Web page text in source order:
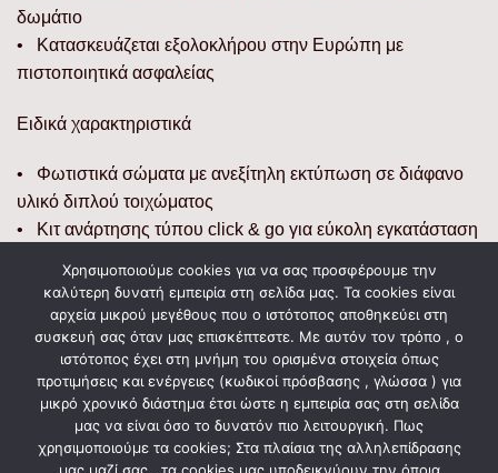
δωμάτιο
• Κατασκευάζεται εξολοκλήρου στην Ευρώπη με
πιστοποιητικά ασφαλείας
Ειδικά χαρακτηριστικά
• Φωτιστικά σώματα με ανεξίτηλη εκτύπωση σε διάφανο
υλικό διπλού τοιχώματος
• Κιτ ανάρτησης τύπου click & go για εύκολη εγκατάσταση
Διαστάσεις
• Προϊόντος: Ø33 x 18,5 (εκατοστά)
• Συσκευασίας: 33 x 33 x 21,5 (εκατοστά)
• Βάρος σε συσκευασία: 1000g
Χρησιμοποιούμε cookies για να σας προσφέρουμε την
καλύτερη δυνατή εμπειρία στη σελίδα μας. Τα cookies είναι
αρχεία μικρού μεγέθους που ο ιστότοπος αποθηκεύει στη
συσκευή σας όταν μας επισκέπτεστε. Με αυτόν τον τρόπο , ο
ιστότοπος έχει στη μνήμη του ορισμένα στοιχεία όπως
προτιμήσεις και ενέργειες (κωδικοί πρόσβασης , γλώσσα ) για
μικρό χρονικό διάστημα έτσι ώστε η εμπειρία σας στη σελίδα
μας να είναι όσο το δυνατόν πιο λειτουργική. Πως
χρησιμοποιούμε τα cookies; Στα πλαίσια της αλληλεπίδρασης
μας μαζί σας , τα cookies μας υποδεικνύουν την όποια